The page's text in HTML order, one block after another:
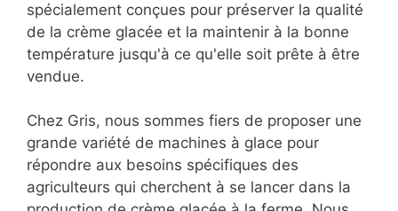
spécialement conçues pour préserver la qualité
de la crème glacée et la maintenir à la bonne
température jusqu'à ce qu'elle soit prête à être
vendue.
Chez Gris, nous sommes fiers de proposer une
grande variété de machines à glace pour
répondre aux besoins spécifiques des
agriculteurs qui cherchent à se lancer dans la